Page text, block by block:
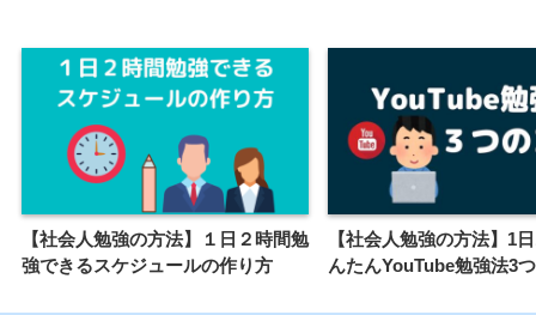
【社会人勉強の方法】１日２時間勉
強できるスケジュールの作り方
【社会人勉強の方法】1
んたんYouTube勉強法3